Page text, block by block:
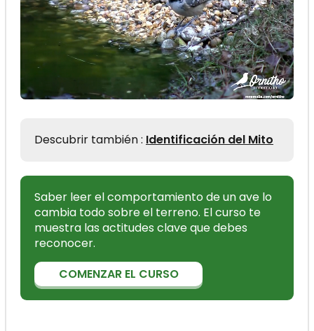
Descubrir también : Identificación del Mito
Saber leer el comportamiento de un ave lo
cambia todo sobre el terreno. El curso te
muestra las actitudes clave que debes
reconocer.
COMENZAR EL CURSO